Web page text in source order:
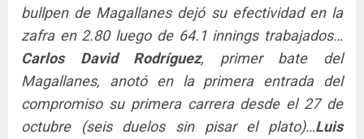
bullpen de Magallanes dejó su efectividad en la
zafra en 2.80 luego de 64.1 innings trabajados…
Carlos David Rodríguez, primer bate del
Magallanes, anotó en la primera entrada del
compromiso su primera carrera desde el 27 de
octubre (seis duelos sin pisar el plato)…Luis